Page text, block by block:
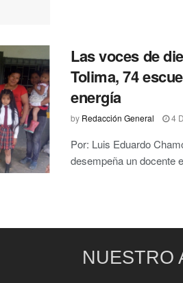
Las voces de
Tolima, 74
energía
by Redacción General 4
Por: Luis Eduardo
desempeña un docente
NUESTRO